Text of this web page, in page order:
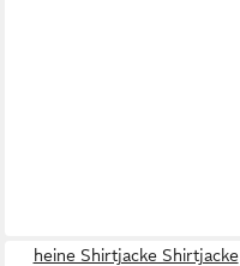
heine Shirtjacke Shirtjacke